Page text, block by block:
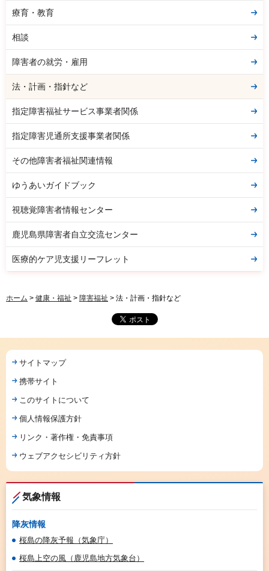
療育・教育
相談
障害者の就労・雇用
法・計画・指針など
指定障害福祉サービス事業者関係
指定障害児通所支援事業者関係
その他障害者福祉関連情報
ゆうあいガイドブック
視聴覚障害者情報センター
鹿児島県障害者自立交流センター
医療的ケア児支援リーフレット
ホーム > 健康・福祉 > 障害福祉 > 法・計画・指針など
サイトマップ
携帯サイト
このサイトについて
個人情報保護方針
リンク・著作権・免責事項
ウェブアクセシビリティ方針
気象情報
降灰情報
桜島の降灰予報（気象庁）
桜島上空の風（鹿児島地方気象台）